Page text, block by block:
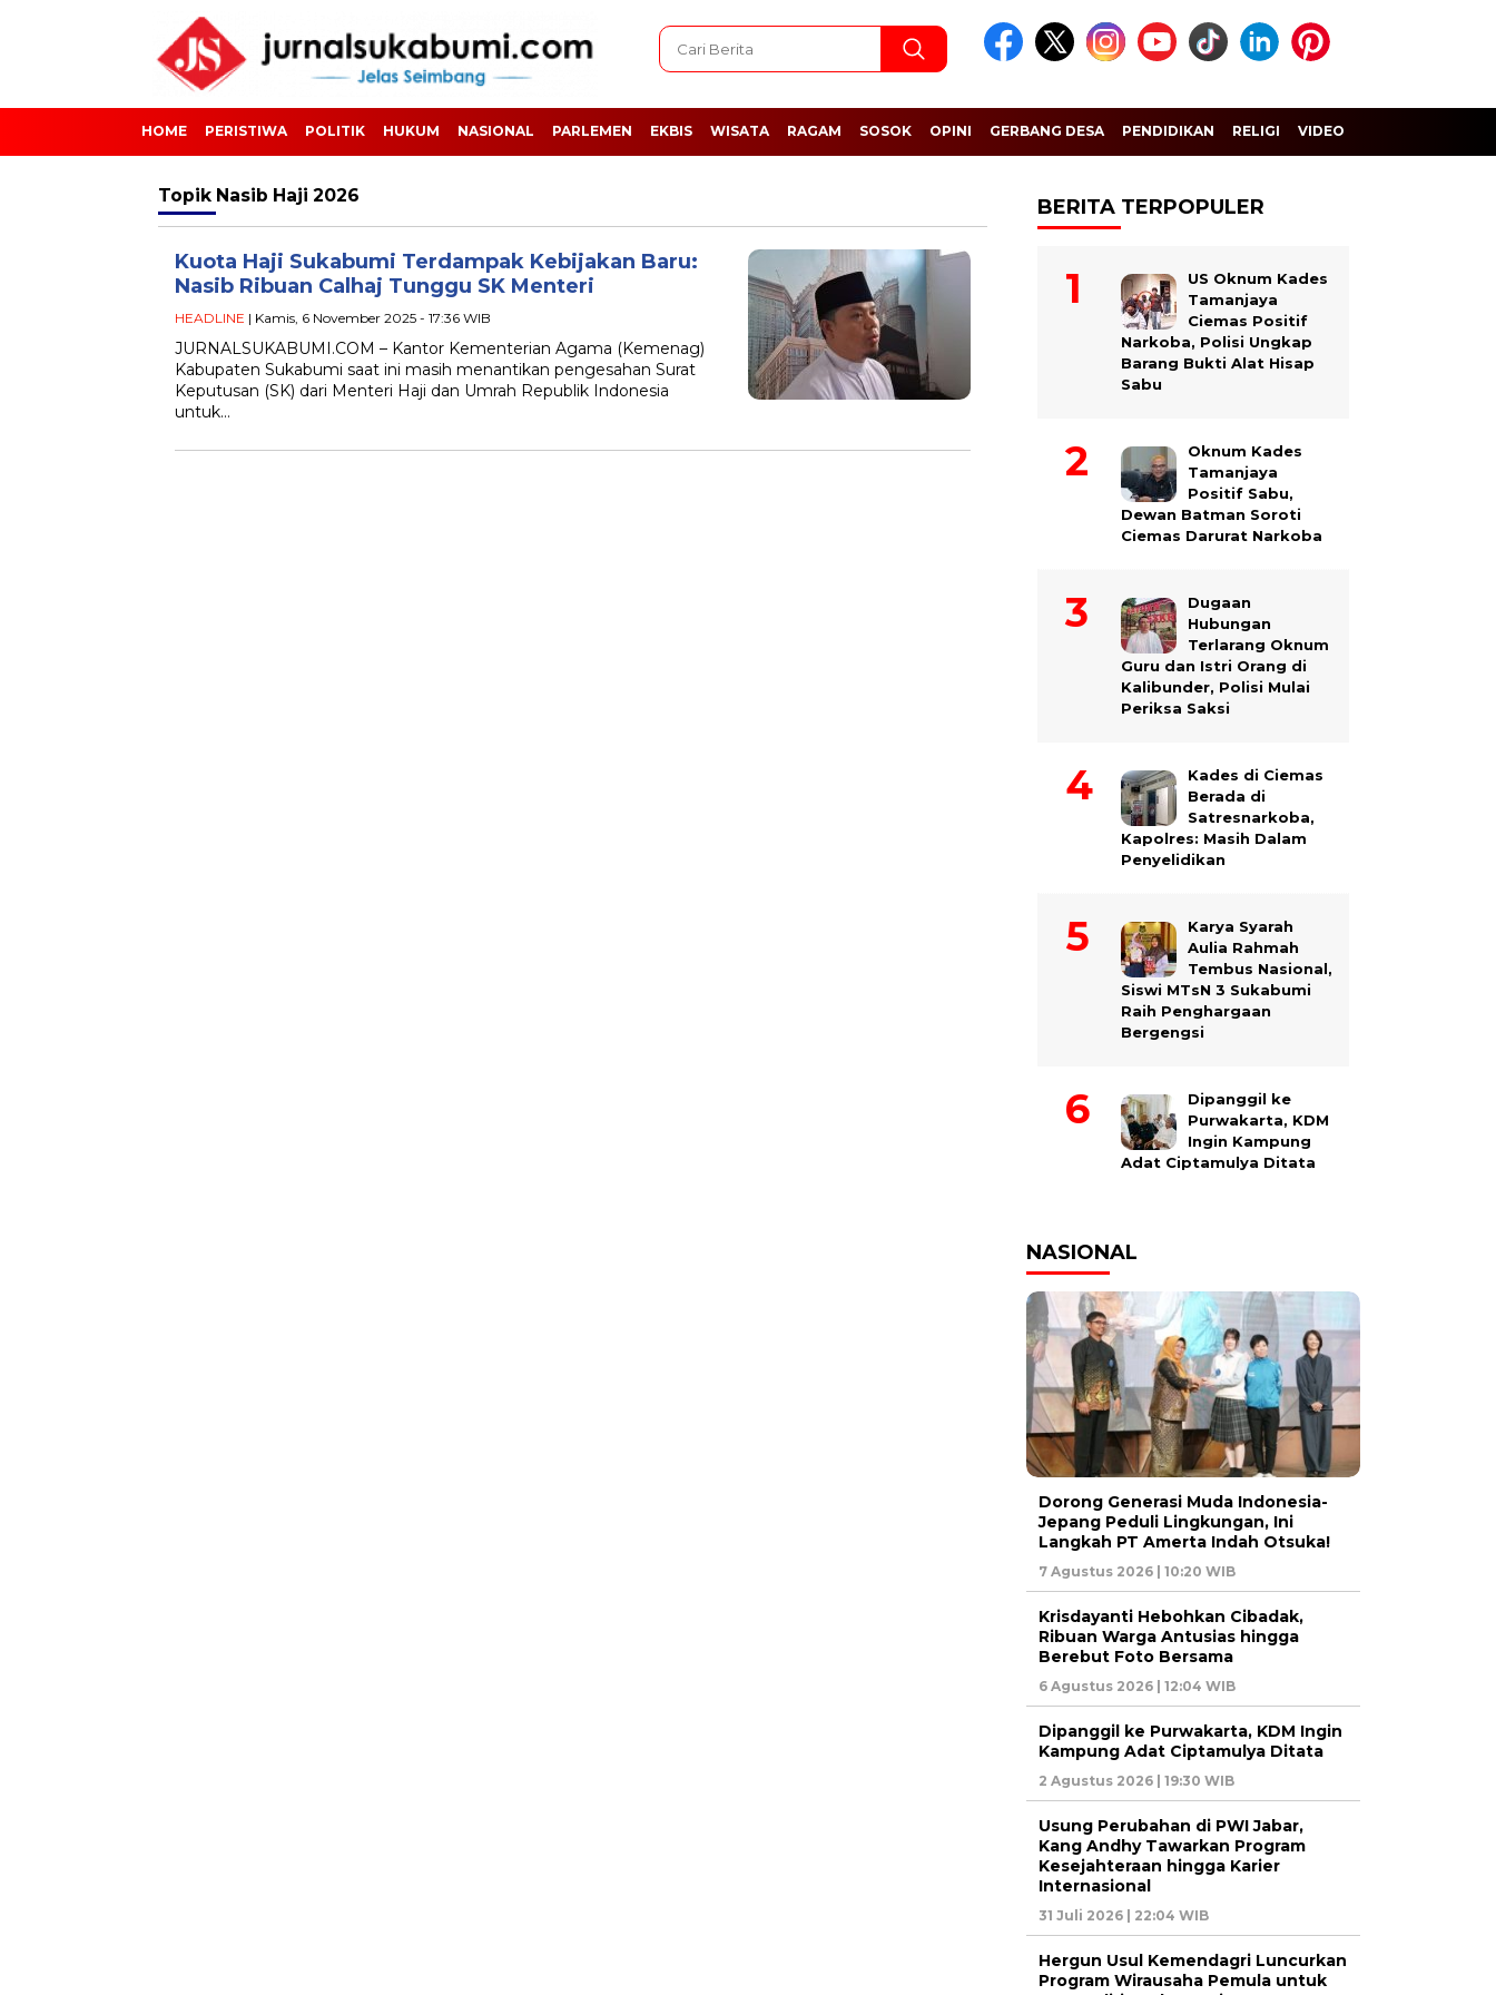
HOME PERISTIWA POLITIK HUKUM NASIONAL PARLEMEN EKBIS WISATA RAGAM SOSOK OPINI GERBANG DESA PENDIDIKAN RELIGI VIDEO
Topik Nasib Haji 2026
Kuota Haji Sukabumi Terdampak Kebijakan Baru:
Nasib Ribuan Calhaj Tunggu SK Menteri
HEADLINE | Kamis, 6 November 2025 - 17:36 WIB
JURNALSUKABUMI.COM – Kantor Kementerian Agama (Kemenag)
Kabupaten Sukabumi saat ini masih menantikan pengesahan Surat
Keputusan (SK) dari Menteri Haji dan Umrah Republik Indonesia
untuk…
BERITA TERPOPULER
US Oknum Kades
Tamanjaya
Ciemas Positif
Narkoba, Polisi Ungkap
Barang Bukti Alat Hisap
Sabu
Oknum Kades
Tamanjaya
Positif Sabu,
Dewan Batman Soroti
Ciemas Darurat Narkoba
Dugaan
Hubungan
Terlarang Oknum
Guru dan Istri Orang di
Kalibunder, Polisi Mulai
Periksa Saksi
Kades di Ciemas
Berada di
Satresnarkoba,
Kapolres: Masih Dalam
Penyelidikan
Karya Syarah
Aulia Rahmah
Tembus Nasional,
Siswi MTsN 3 Sukabumi
Raih Penghargaan
Bergengsi
Dipanggil ke
Purwakarta, KDM
Ingin Kampung
Adat Ciptamulya Ditata
NASIONAL
Dorong Generasi Muda Indonesia-
Jepang Peduli Lingkungan, Ini
Langkah PT Amerta Indah Otsuka!
7 Agustus 2026 | 10:20 WIB
Krisdayanti Hebohkan Cibadak,
Ribuan Warga Antusias hingga
Berebut Foto Bersama
6 Agustus 2026 | 12:04 WIB
Dipanggil ke Purwakarta, KDM Ingin
Kampung Adat Ciptamulya Ditata
2 Agustus 2026 | 19:30 WIB
Usung Perubahan di PWI Jabar,
Kang Andhy Tawarkan Program
Kesejahteraan hingga Karier
Internasional
31 Juli 2026 | 22:04 WIB
Hergun Usul Kemendagri Luncurkan
Program Wirausaha Pemula untuk